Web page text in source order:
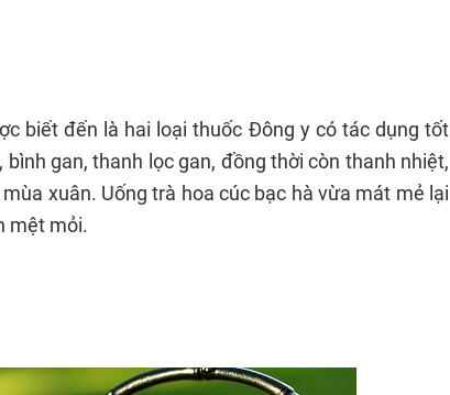
biết đến là hai loại thuốc Đông y có tác dụng tốt
gan, thanh lọc gan, đồng thời còn thanh nhiệt,
xuân. Uống trà hoa cúc bạc hà vừa mát mẻ lại
mệt mỏi.